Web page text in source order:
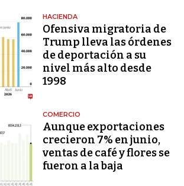
HACIENDA
Ofensiva migratoria de
Trump lleva las órdenes
de deportación a su
nivel más alto desde
1998
COMERCIO
Aunque exportaciones
crecieron 7% en junio,
ventas de café y flores se
fueron a la baja